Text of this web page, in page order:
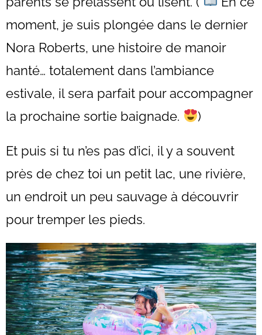
moment, je suis plongée dans le dernier
Nora Roberts, une histoire de manoir
hanté… totalement dans l’ambiance
estivale, il sera parfait pour accompagner
la prochaine sortie baignade.
)
Et puis si tu n’es pas d’ici, il y a souvent
près de chez toi un petit lac, une rivière,
un endroit un peu sauvage à découvrir
pour tremper les pieds.